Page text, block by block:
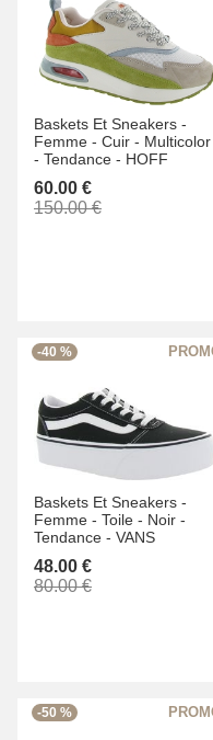
Baskets Et Sneakers -
Femme - Cuir - Multicolor
- Tendance - HOFF
60.00 €
150.00 €
-40 %
Baskets Et Sneakers -
Femme - Toile - Noir -
Tendance - VANS
48.00 €
80.00 €
-50 %